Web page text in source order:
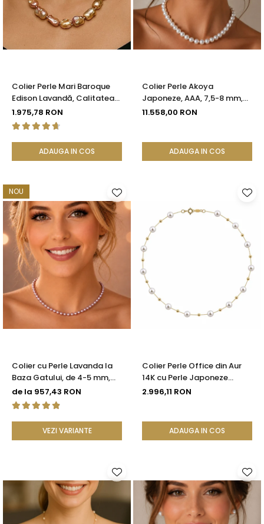
Colier Perle Mari Baroque
Edison Lavandă, Calitatea
AAA, Aur 14K | KASKADDA®
1.975,78 RON
ADAUGA IN COS
Colier Perle Akoya
Japoneze, AAA, 7,5-8 mm,
Aur Alb 14K | KASKADDA®
11.558,00 RON
ADAUGA IN COS
NOU
Colier cu Perle Lavanda la
Baza Gatului, de 4-5 mm,
Perle Rare, Calitate AAA+,
Aur 14K | KASKADDA®
de la 957,43 RON
VEZI VARIANTE
Colier Perle Office din Aur
14K cu Perle Japoneze
Akoya 5,5 mm și Bile de Aur |
2.996,11 RON
ADAUGA IN COS